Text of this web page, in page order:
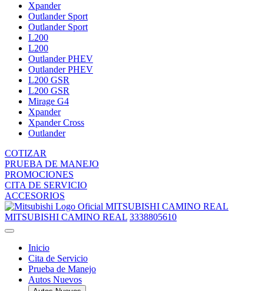
Xpander
Outlander Sport
Outlander Sport
L200
L200
Outlander PHEV
Outlander PHEV
L200 GSR
L200 GSR
Mirage G4
Xpander
Xpander Cross
Outlander
COTIZAR
PRUEBA DE MANEJO
PROMOCIONES
CITA DE SERVICIO
ACCESORIOS
MITSUBISHI CAMINO REAL
MITSUBISHI CAMINO REAL 3338805610
Inicio
Cita de Servicio
Prueba de Manejo
Autos Nuevos